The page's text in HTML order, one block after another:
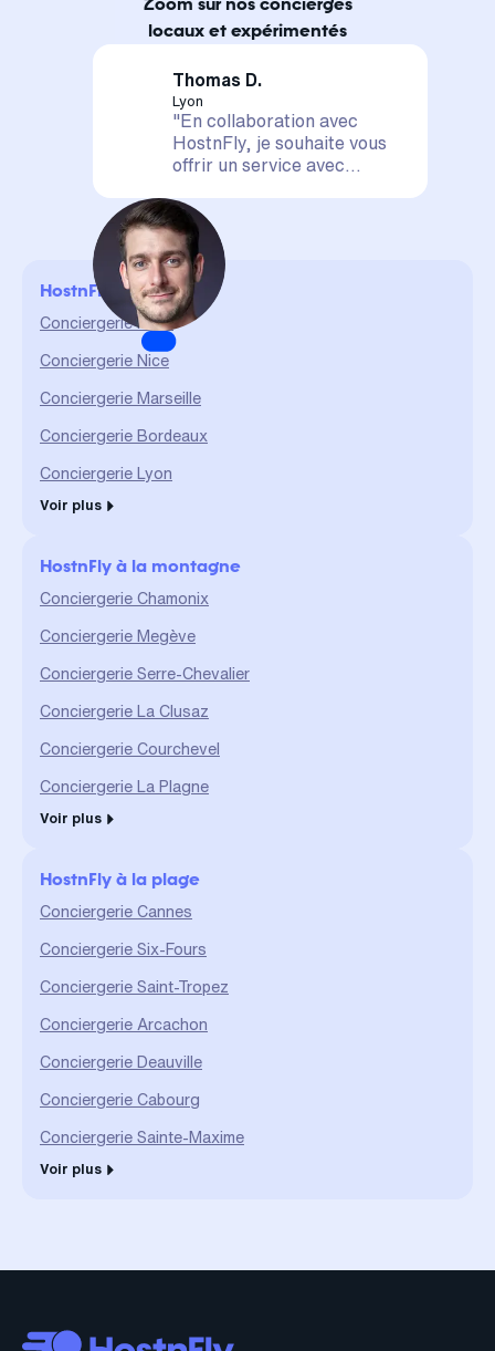
locaux et expérimentés
Thomas D.
Lyon
"En collaboration avec
HostnFly, je souhaite vous
offrir un service avec
logement est entre de
bonnes mains, il sera mis en
valeur et géré de A à Z. La
confiance et le partage sont
des valeurs qui me sont
chères et qui me permettent
d'assurer un service durable
HostnFly en ville
Conciergerie Paris
Conciergerie Nice
Conciergerie Marseille
Conciergerie Bordeaux
Conciergerie Lyon
Voir plus
HostnFly à la montagne
Conciergerie Chamonix
Conciergerie Megève
Conciergerie Serre-Chevalier
Conciergerie La Clusaz
Conciergerie Courchevel
Conciergerie La Plagne
Voir plus
HostnFly à la plage
Conciergerie Cannes
Conciergerie Six-Fours
Conciergerie Saint-Tropez
Conciergerie Arcachon
Conciergerie Deauville
Conciergerie Cabourg
Conciergerie Sainte-Maxime
Voir plus